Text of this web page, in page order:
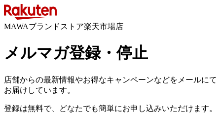
MAWAブランドストア楽天市場店
メルマガ登録・停止
店舗からの最新情報やお得なキャンペーンなどをメールにて
お届けしています。
登録は無料で、どなたでも簡単にお申し込みいただけます。